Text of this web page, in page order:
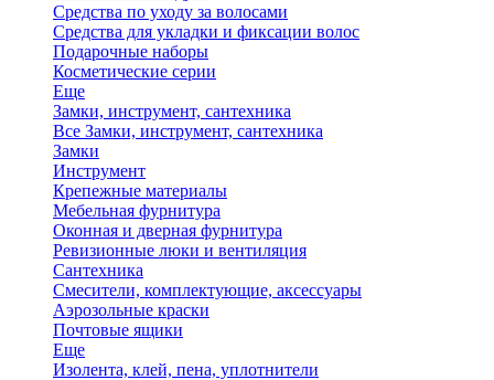
Средства по уходу за волосами
Средства для укладки и фиксации волос
Подарочные наборы
Косметические серии
Еще
Замки, инструмент, сантехника
Все Замки, инструмент, сантехника
Замки
Инструмент
Крепежные материалы
Мебельная фурнитура
Оконная и дверная фурнитура
Ревизионные люки и вентиляция
Сантехника
Смесители, комплектующие, аксессуары
Аэрозольные краски
Почтовые ящики
Еще
Изолента, клей, пена, уплотнители